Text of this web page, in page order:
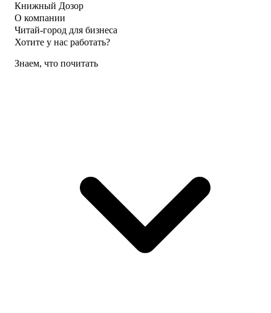
Книжный Дозор
О компании
Читай-город для бизнеса
Хотите у нас работать?
Знаем, что почитать